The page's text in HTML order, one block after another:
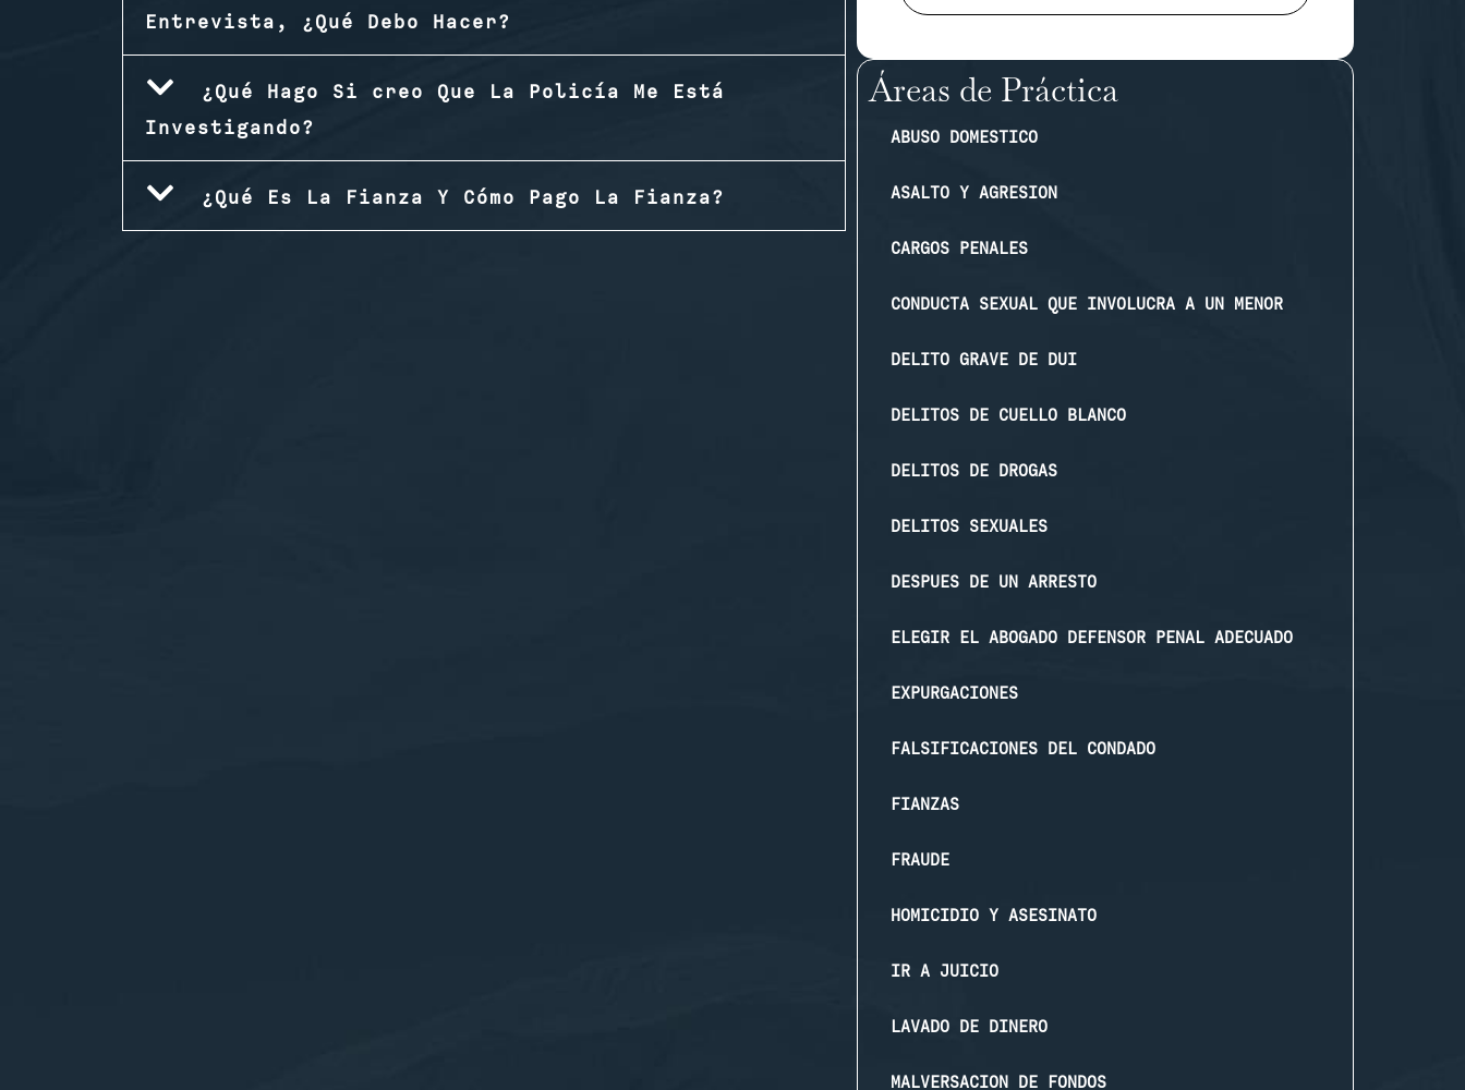
Entrevista, ¿Qué Debo Hacer?
¿Qué Hago Si creo Que La Policía Me Está
Investigando?
¿Qué Es La Fianza Y Cómo Pago La Fianza?
Áreas de Práctica
ABUSO DOMESTICO
ASALTO Y AGRESION
CARGOS PENALES
CONDUCTA SEXUAL QUE INVOLUCRA A UN MENOR
DELITO GRAVE DE DUI
DELITOS DE CUELLO BLANCO
DELITOS DE DROGAS
DELITOS SEXUALES
DESPUES DE UN ARRESTO
ELEGIR EL ABOGADO DEFENSOR PENAL ADECUADO
EXPURGACIONES
FALSIFICACIONES DEL CONDADO
FIANZAS
FRAUDE
HOMICIDIO Y ASESINATO
IR A JUICIO
LAVADO DE DINERO
MALVERSACION DE FONDOS